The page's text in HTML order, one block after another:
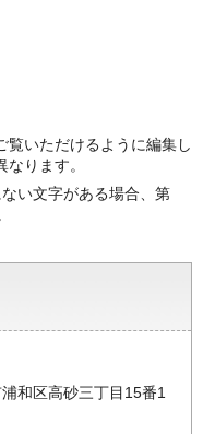
覧いただけるように編集し
ります。
い文字がある場合、第
和区高砂三丁目15番1